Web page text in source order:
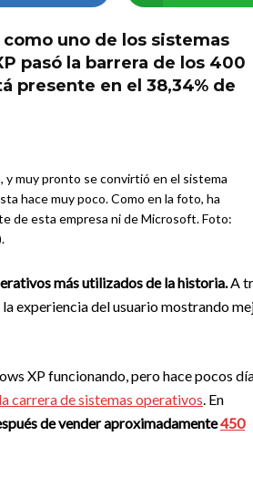
uno de los sistemas
pasó la barrera de los 400
presente en el 38,34% de
y muy pronto se convirtió en el sistema
hace muy poco. Como en la foto, ha
de esta empresa ni de Microsoft. Foto:
más utilizados de la historia.A
experiencia del usuario mostrando
XP funcionando, pero hace pocos
carrera de sistemas operativos. En
de vender aproximadamente450